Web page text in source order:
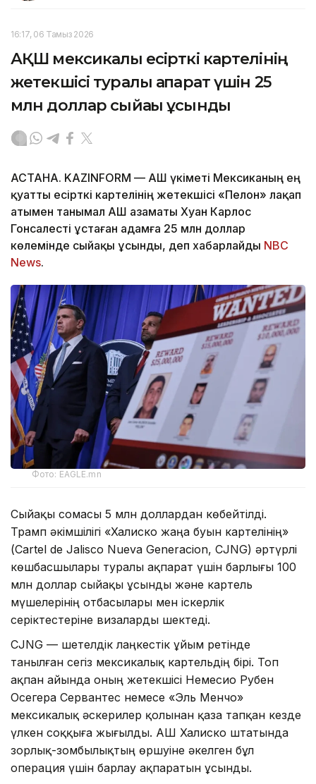
16:17, 06 Тамыз 2026
АҚШ мексикалық есірткі картелінің
жетекшісі туралы ақпарат үшін 25
млн доллар сыйақы ұсынды
АСТАНА. KAZINFORM — АҚШ үкіметі Мексиканың ең
қуатты есірткі картелінің жетекшісі «Пелон» лақап
атымен танымал АҚШ азаматы Хуан Карлос
Гонсалесті ұстаған адамға 25 млн доллар
көлемінде сыйақы ұсынды, деп хабарлайды NBC
News.
Фото: EAGLE.mn
Сыйақы сомасы 5 млн доллардан көбейтілді.
Трамп әкімшілігі «Халиско жаңа буын картелінің»
(Cartel de Jalisco Nueva Generacion, CJNG) әртүрлі
көшбасшылары туралы ақпарат үшін барлығы 100
млн доллар сыйақы ұсынды және картель
мүшелерінің отбасылары мен іскерлік
серіктестеріне визаларды шектеді.
CJNG — шетелдік лаңкестік ұйым ретінде
танылған сегіз мексикалық картельдің бірі. Топ
ақпан айында оның жетекшісі Немесио Рубен
Осегера Сервантес немесе «Эль Менчо»
мексикалық әскерилер қолынан қаза тапқан кезде
үлкен соққыға жығылды. АҚШ Халиско штатында
зорлық-зомбылықтың өршуіне әкелген бұл
операция үшін барлау ақпаратын ұсынды.